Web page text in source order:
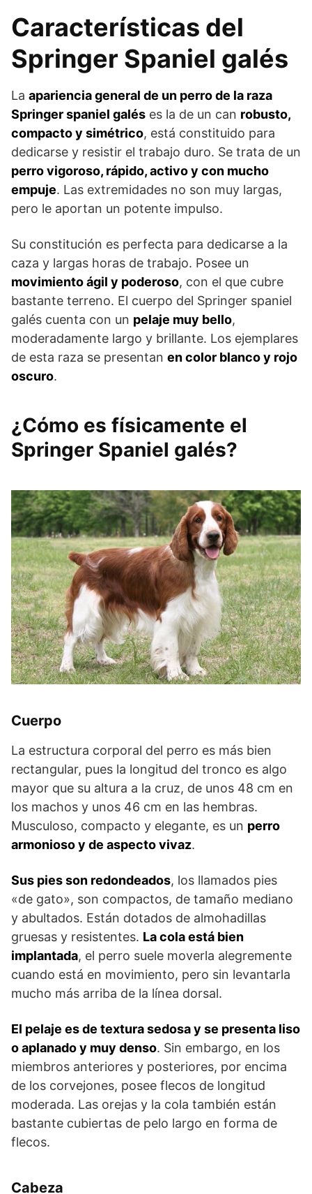
Características del
Springer Spaniel galés
La apariencia general de un perro de la raza
Springer spaniel galés es la de un can robusto,
compacto y simétrico, está constituido para
dedicarse y resistir el trabajo duro. Se trata de un
perro vigoroso, rápido, activo y con mucho
empuje. Las extremidades no son muy largas,
pero le aportan un potente impulso.
Su constitución es perfecta para dedicarse a la
caza y largas horas de trabajo. Posee un
movimiento ágil y poderoso, con el que cubre
bastante terreno. El cuerpo del Springer spaniel
galés cuenta con un pelaje muy bello,
moderadamente largo y brillante. Los ejemplares
de esta raza se presentan en color blanco y rojo
oscuro.
¿Cómo es físicamente el
Springer Spaniel galés?
Cuerpo
La estructura corporal del perro es más bien
rectangular, pues la longitud del tronco es algo
mayor que su altura a la cruz, de unos 48 cm en
los machos y unos 46 cm en las hembras.
Musculoso, compacto y elegante, es un perro
armonioso y de aspecto vivaz.
Sus pies son redondeados, los llamados pies
«de gato», son compactos, de tamaño mediano
y abultados. Están dotados de almohadillas
gruesas y resistentes. La cola está bien
implantada, el perro suele moverla alegremente
cuando está en movimiento, pero sin levantarla
mucho más arriba de la línea dorsal.
El pelaje es de textura sedosa y se presenta liso
o aplanado y muy denso. Sin embargo, en los
miembros anteriores y posteriores, por encima
de los cor­vejones, posee flecos de longitud
moderada. Las orejas y la cola también están
bastante cubiertas de pelo largo en forma de
flecos.
Cabeza